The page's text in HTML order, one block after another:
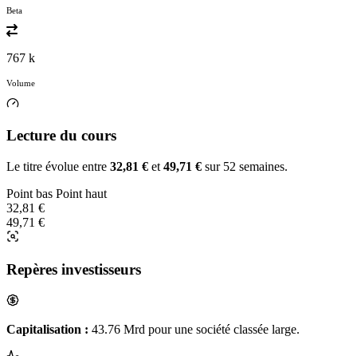
Beta
767 k
Volume
Lecture du cours
Le titre évolue entre 32,81 € et 49,71 € sur 52 semaines.
Point bas Point haut
32,81 €
49,71 €
Repères investisseurs
Capitalisation : 43.76 Mrd pour une société classée large.